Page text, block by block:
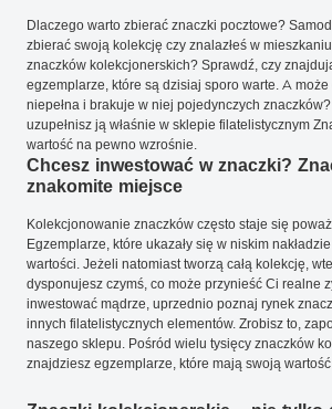
Dlaczego warto zbierać znaczki pocztowe?
zbierać swoją kolekcję czy znalazłeś w
znaczków kolekcjonerskich? Sprawdź, czy
egzemplarze, które są dzisiaj sporo warte. A
niepełna i brakuje w niej pojedynczych
uzupełnisz ją właśnie w sklepie filatelistycznym
wartość na pewno wzrośnie.
Chcesz inwestować w znaczki?
znakomite miejsce
Kolekcjonowanie znaczków często staje się
Egzemplarze, które ukazały się w niskim
wartości. Jeżeli natomiast tworzą całą kolekcję,
dysponujesz czymś, co może przynieść Ci realne
inwestować mądrze, uprzednio poznaj rynek
innych filatelistycznych elementów. Zrobisz to,
naszego sklepu. Pośród wielu tysięcy znaczków
znajdziesz egzemplarze, które mają swoją